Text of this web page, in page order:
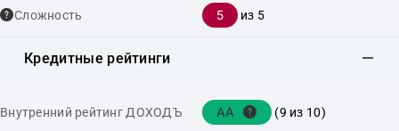
Сложность 5 из 5
Кредитные рейтинги
Внутренний рейтинг ДОХОДЪ AA (9 из 10)